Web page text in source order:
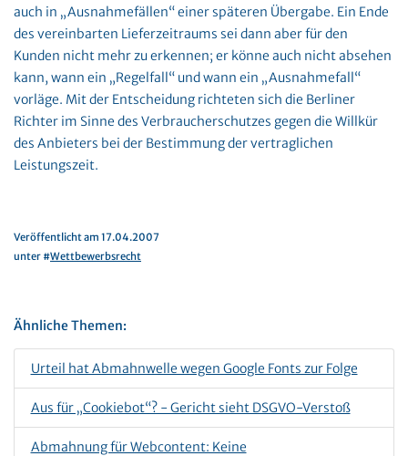
auch in „Ausnahmefällen“ einer späteren Übergabe. Ein Ende
des vereinbarten Lieferzeitraums sei dann aber für den
Kunden nicht mehr zu erkennen; er könne auch nicht absehen
kann, wann ein „Regelfall“ und wann ein „Ausnahmefall“
vorläge. Mit der Entscheidung richteten sich die Berliner
Richter im Sinne des Verbraucherschutzes gegen die Willkür
des Anbieters bei der Bestimmung der vertraglichen
Leistungszeit.
Veröffentlicht am 17.04.2007
unter #Wettbewerbsrecht
Ähnliche Themen:
Urteil hat Abmahnwelle wegen Google Fonts zur Folge
Aus für „Cookiebot“? - Gericht sieht DSGVO-Verstoß
Abmahnung für Webcontent: Keine